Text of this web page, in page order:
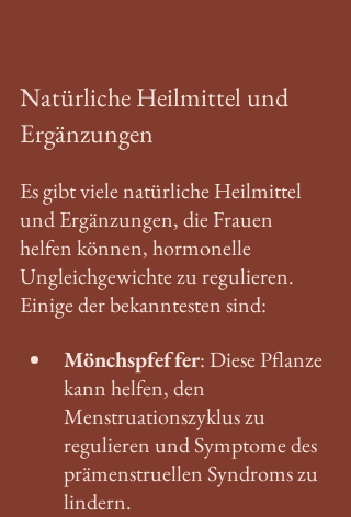
Natürliche Heilmittel und
Ergänzungen
Es gibt viele natürliche Heilmittel
und Ergänzungen, die Frauen
helfen können, hormonelle
Ungleichgewichte zu regulieren.
Einige der bekanntesten sind:
Mönchspfeffer: Diese Pflanze
kann helfen, den
Menstruationszyklus zu
regulieren und Symptome des
prämenstruellen Syndroms zu
lindern.